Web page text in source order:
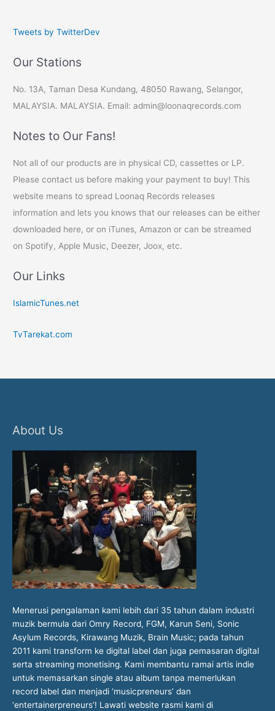
Tweets by TwitterDev
Our Stations
No. 13A, Taman Desa Kundang, 48050 Rawang, Selangor,
MALAYSIA. MALAYSIA. Email: admin@loonaqrecords.com
Notes to Our Fans!
Not all of our products are in physical CD, cassettes or LP.
Please contact us before making your payment to buy! This
website means to spread Loonaq Records releases
information and lets you knows that our releases can be either
downloaded here, or on iTunes, Amazon or can be streamed
on Spotify, Apple Music, Deezer, Joox, etc.
Our Links
IslamicTunes.net
TvTarekat.com
About Us
Menerusi pengalaman kami lebih dari 35 tahun dalam industri
muzik bermula dari Omry Record, FGM, Karun Seni, Sonic
Asylum Records, Kirawang Muzik, Brain Music; pada tahun
2011 kami transform ke digital label dan juga pemasaran digital
serta streaming monetising. Kami membantu ramai artis indie
untuk memasarkan single atau album tanpa memerlukan
record label dan menjadi ‘musicpreneurs’ dan
‘entertainerpreneurs’! Lawati website rasmi kami di